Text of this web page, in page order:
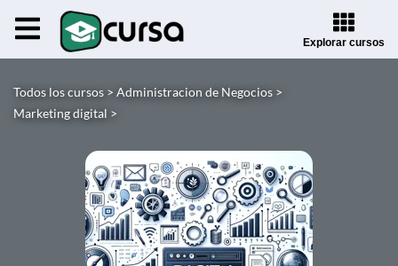
Explorar cursos
Todos los cursos > Administracion de Negocios >
Marketing digital >